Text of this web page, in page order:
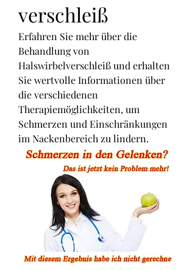
verschleiß
Erfahren Sie mehr über die
Behandlung von
Halswirbelverschleiß und erhalten
Sie wertvolle Informationen über
die verschiedenen
Therapiemöglichkeiten, um
Schmerzen und Einschränkungen
im Nackenbereich zu lindern.